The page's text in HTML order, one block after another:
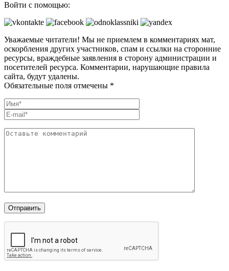
Войти с помощью:
Уважаемые читатели! Мы не приемлем в комментариях мат,
оскорбления других участников, спам и ссылки на сторонние
ресурсы, враждебные заявления в сторону администрации и
посетителей ресурса. Комментарии, нарушающие правила
сайта, будут удалены.
Обязательные поля отмечены *